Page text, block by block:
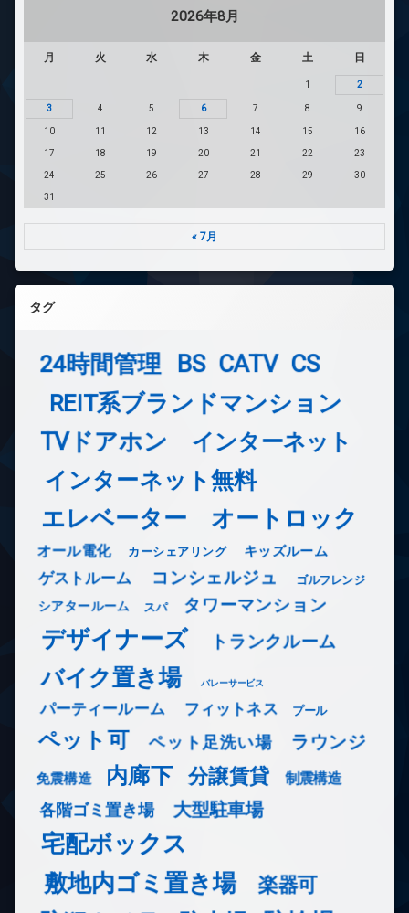
2026年8月
月 火 水 木 金 土 日
1 2
3 4 5 6 7 8 9
10 11 12 13 14 15 16
17 18 19 20 21 22 23
24 25 26 27 28 29 30
31
« 7月
タグ
24時間管理 BS CATV CS
REIT系ブランドマンション
TVドアホン インターネット
インターネット無料
エレベーター オートロック
オール電化 カーシェアリング キッズルーム
ゲストルーム コンシェルジュ ゴルフレンジ
シアタールーム スパ タワーマンション
デザイナーズ トランクルーム
バイク置き場 バレーサービス
パーティールーム フィットネス プール
ペット可 ペット足洗い場 ラウンジ
免震構造 内廊下 分譲賃貸 制震構造
各階ゴミ置き場 大型駐車場
宅配ボックス
敷地内ゴミ置き場
楽器可